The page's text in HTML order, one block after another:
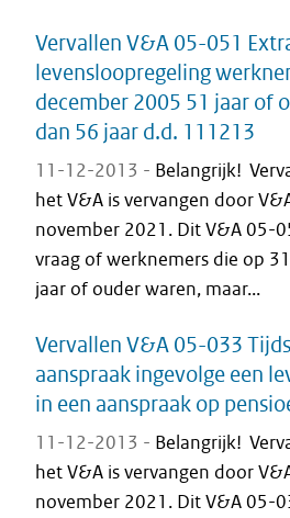
Vervallen V&A 05-051
levensloopregeling
december 2005 51 jaar of
dan 56 jaar d.d. 111213
11-12-2013 - Belangrijk!
het V&A is vervangen door
november 2021. Dit V&A 05-
vraag of werknemers die op
jaar of ouder waren, maar...
Vervallen V&A 05-033
aanspraak ingevolge een
in een aanspraak op
11-12-2013 - Belangrijk!
het V&A is vervangen door
november 2021. Dit V&A 05-